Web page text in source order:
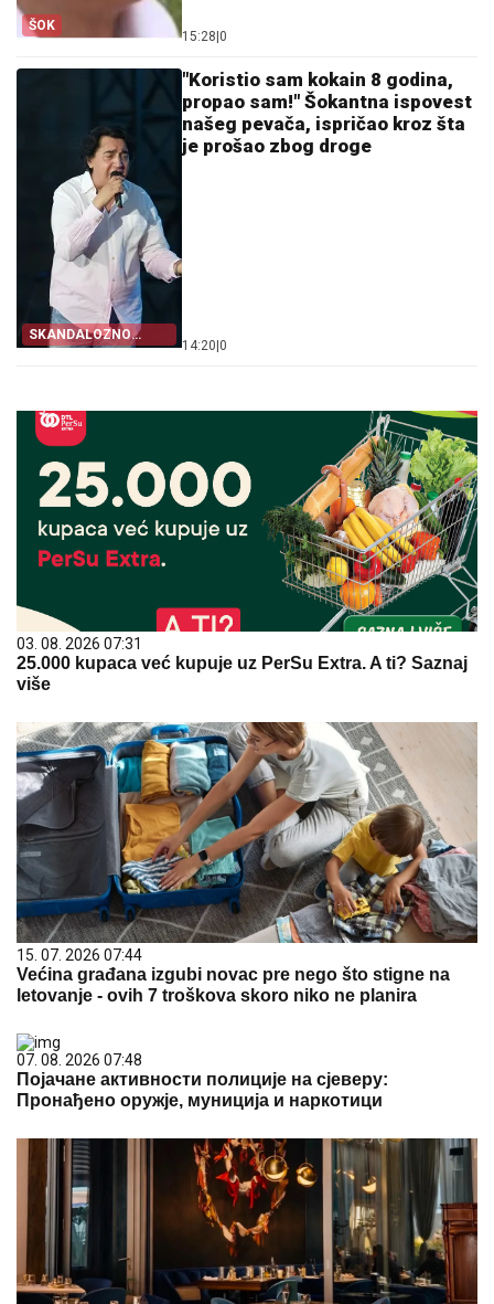
ŠOK
15:28|0
SKANDALOZNO
PRIZNANJE
"Koristio sam kokain 8 godina,
propao sam!" Šokantna ispovest
našeg pevača, ispričao kroz šta
je prošao zbog droge
14:20|0
03. 08. 2026 07:31
25.000 kupaca već kupuje uz PerSu Extra. A ti? Saznaj
više
15. 07. 2026 07:44
Većina građana izgubi novac pre nego što stigne na
letovanje - ovih 7 troškova skoro niko ne planira
07. 08. 2026 07:48
Појачане активности полиције на сјеверу:
Пронађено оружје, муниција и наркотици